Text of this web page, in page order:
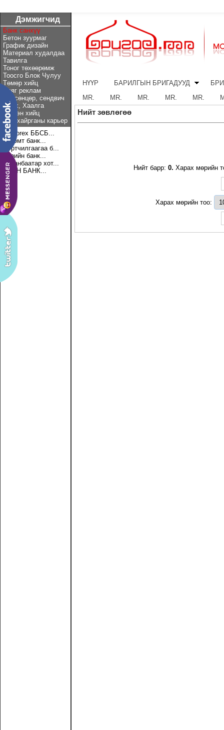
Дэмжигчид
Банк санхүү
Бетон зуурмаг
График дизайн
Материал худалдаа
Тавилга
Тоног төхөөрөмж
Тоосго Блок Чулуу
Төмөр хийц
Хаяг реклам
Хөөсөнцөр, сендвич
Цонх, Хаалга
Шилэн хийц
Элс хайрганы карьер
LetForex ББСБ...
Голомт банк...
Суртчилгаагаа б...
Төрийн банк...
Улаанбаатар хот...
ХААН БАНК...
НҮҮР БАРИЛГЫН БРИГАДУУД
MR.
MR. MR. MR. MR.
Нийт зөвлөгөө
Нийт барр: 0. Харах мөрийн
Харах мөрийн тоо: